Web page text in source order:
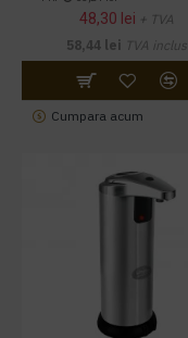
48,30 lei + TVA
58,44 lei TVA inclus
Cumpara acum